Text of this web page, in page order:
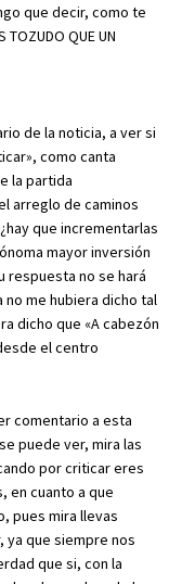
que decir, como te
QUE UN
de la noticia, a ver si
como canta
la partida
arreglo de caminos
que incrementarlas
mayor inversión
respuesta no se hará
me hubiera dicho tal
dicho que «A cabezón
el centro
comentario a esta
puede ver, mira las
por criticar eres
en cuanto a que
pues mira llevas
ya que siempre nos
que si, con la